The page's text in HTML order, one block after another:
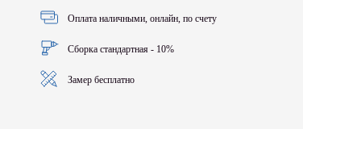
Оплата наличными, онлайн, по счету
Сборка стандартная - 10%
Замер бесплатно